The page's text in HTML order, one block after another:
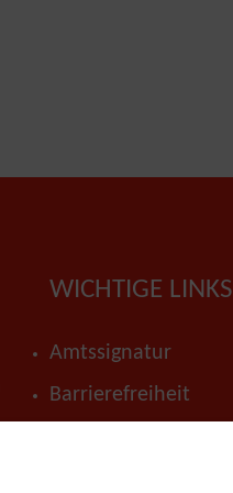
WICHTIGE LINKS
Amtssignatur
Barrierefreiheit